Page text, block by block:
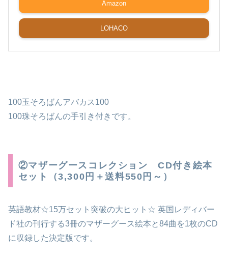
Amazon
LOHACO
100玉そろばんアバカス100
100珠そろばんの手引き付きです。
②マザーグースコレクション CD付き絵本
セット（3,300円＋送料550円～）
英語教材☆15万セット突破の大ヒット☆ 英国レディバー
ド社の刊行する3冊のマザーグース絵本と84曲を1枚のCD
に収録した決定版です。